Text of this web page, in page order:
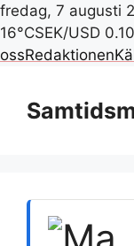
fredag, 7 augusti
16°CSEK/USD
ossRedaktionen
innehåll